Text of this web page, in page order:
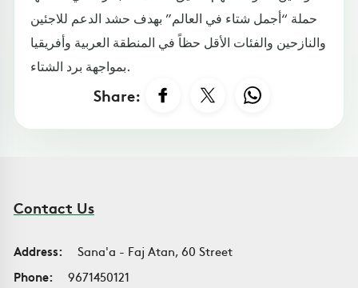
حملة “أجمل شتاء في العالم” بهدف حشد الدعم للاجئين
والنازحين والفئات الأقل حظاً في المنطقة العربية وأفريقيا
بمواجهة برد الشتاء.
Share:
Contact Us
Address:
Sana'a - Faj Atan, 60 Street
Phone:
9671450121